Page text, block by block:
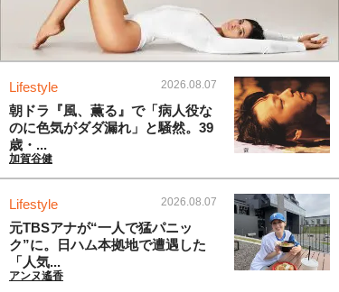
Lifestyle 2026.08.07
朝ドラ『風、薫る』で「病人役な
のに色気がダダ漏れ」と騒然。39
歳・...
加賀谷健
Lifestyle 2026.08.07
元TBSアナが“一人で猛パニッ
ク”に。日ハム本拠地で遭遇した
「人気...
アンヌ遙香